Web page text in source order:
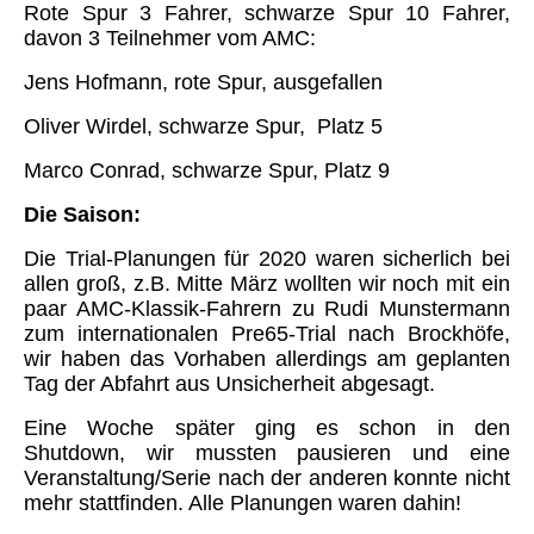
Rote Spur 3 Fahrer, schwarze Spur 10 Fahrer,
davon 3 Teilnehmer vom AMC:
Jens Hofmann, rote Spur, ausgefallen
Oliver Wirdel, schwarze Spur, Platz 5
Marco Conrad, schwarze Spur, Platz 9
Die Saison:
Die Trial-Planungen für 2020 waren sicherlich bei
allen groß, z.B. Mitte März wollten wir noch mit ein
paar AMC-Klassik-Fahrern zu Rudi Munstermann
zum internationalen Pre65-Trial nach Brockhöfe,
wir haben das Vorhaben allerdings am geplanten
Tag der Abfahrt aus Unsicherheit abgesagt.
Eine Woche später ging es schon in den
Shutdown, wir mussten pausieren und eine
Veranstaltung/Serie nach der anderen konnte nicht
mehr stattfinden. Alle Planungen waren dahin!